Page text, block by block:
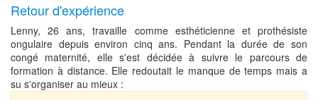
Retour d'expérience
Lenny, 26 ans, travaille comme esthéticienne et prothésiste
ongulaire depuis environ cinq ans. Pendant la durée de son
congé maternité, elle s'est décidée à suivre le parcours de
formation à distance. Elle redoutait le manque de temps mais a
su s'organiser au mieux :